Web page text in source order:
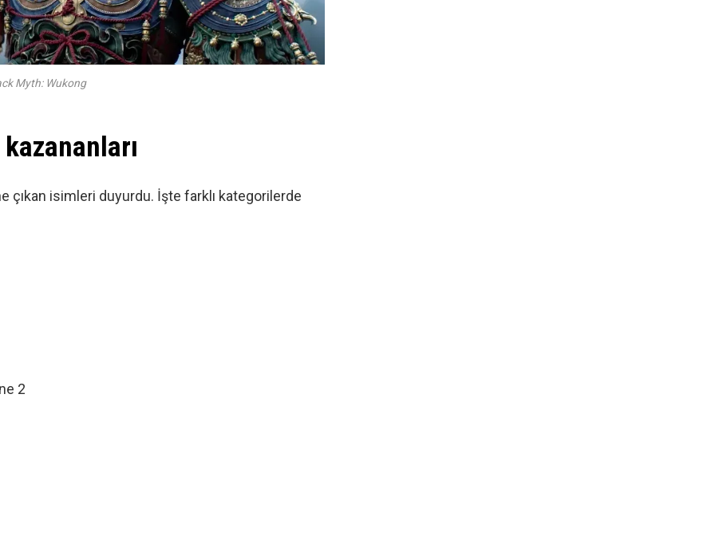
Myth: Wukong
çıkan isimleri duyurdu. İşte farklı kategorilerde
2